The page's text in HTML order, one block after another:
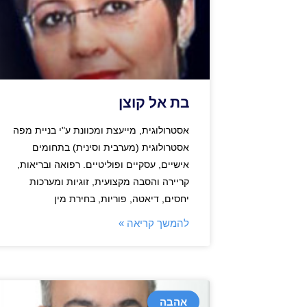
בת אל קוצן
אסטרולוגית, מייעצת ומכוונת ע"י בניית מפה
אסטרולוגית (מערבית וסינית) בתחומים
אישיים, עסקיים ופוליטיים. רפואה ובריאות,
קריירה והסבה מקצועית, זוגיות ומערכות
יחסים, דיאטה, פוריות, בחירת מין
להמשך קריאה »
אהבה